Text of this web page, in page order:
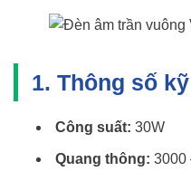
1. Thông số
Công suất: 30W
Quang thông: 3000